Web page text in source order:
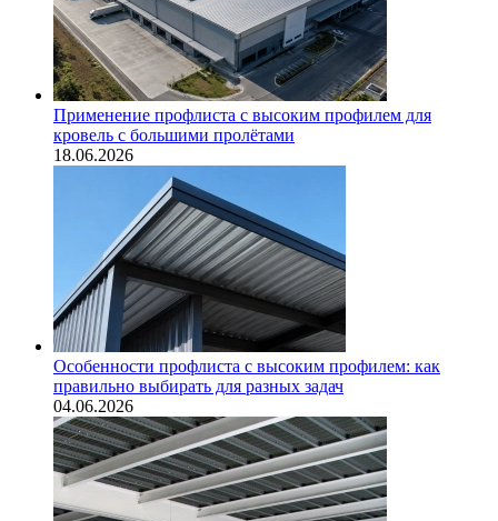
Применение профлиста с высоким профилем для
кровель с большими пролётами
18.06.2026
Особенности профлиста с высоким профилем: как
правильно выбирать для разных задач
04.06.2026